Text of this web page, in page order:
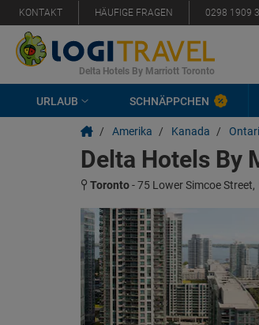
KONTAKT HÄUFIGE FRAGEN 0298 1909
Delta Hotels By Marriott Toronto
URLAUB SCHNÄPPCHEN
/ Amerika / Kanada /
Delta Hotels By
Toronto-75 Lower Simcoe Street,